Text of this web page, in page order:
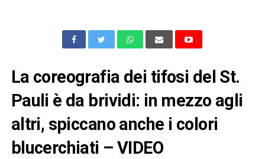
La coreografia dei tifosi del St.
Pauli è da brividi: in mezzo agli
altri, spiccano anche i colori
blucerchiati – VIDEO